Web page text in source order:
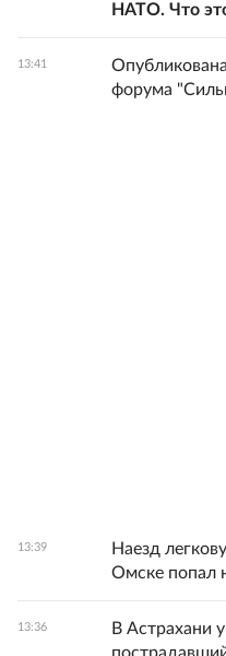
НАТО. Что
13:41
форума
13:39
Наезд
Омске попал
13:36
В Астрахани